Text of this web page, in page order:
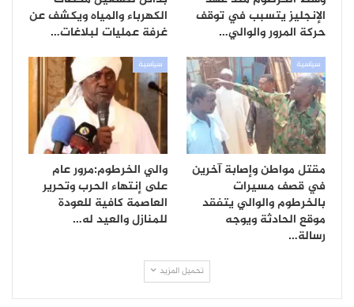
الإنجليز يتسبب في توقف
حركة المرور والوالي…
الكهرباء والمياه ويكشف عن
غرفة عمليات لبلاغات…
سياسية
مقتل مواطن وإصابة آخرين
في قصف مسيرات
بالخرطوم والوالي يتفقد
موقع الحادثة ويوجه
رسالة…
سياسية
والي الخرطوم:مرور عام
على إنتهاء الحرب وتحرير
العاصمة كافية للعودة
للمنازل والعيد له…
تحميل المزيد